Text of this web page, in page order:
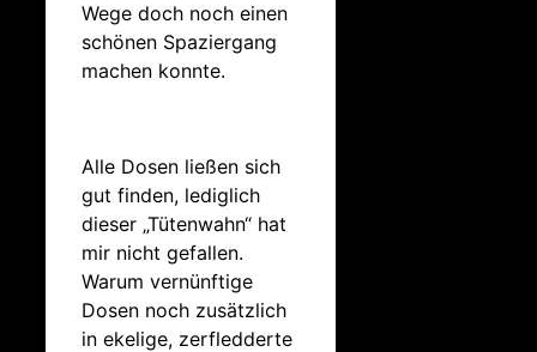
Wege doch noch einen
schönen Spaziergang
machen konnte.
Alle Dosen ließen sich
gut finden, lediglich
dieser „Tütenwahn“ hat
mir nicht gefallen.
Warum vernünftige
Dosen noch zusätzlich
in ekelige, zerfledderte